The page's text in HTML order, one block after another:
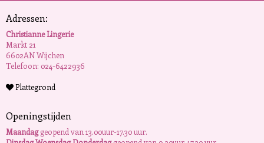
Adressen:
Christianne Lingerie
Markt 21
6602AN Wijchen
Telefoon: 024-6422936
Plattegrond
Openingstijden
Maandaggeopend van 13.00uur-17.30 uur.